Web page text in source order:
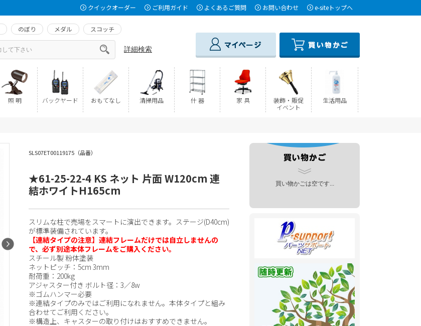
クイックオーダー ご利用ガイド よくあるご質問 お問い合わせ e-siteトップへ
のぼり メダル スコッチ
詳細検索
照 明 バックヤード おもてなし 清掃用品 什 器 家 具
装飾・販促
イベント
生活用品
SLS07ET00119175（品番）
★61-25-22-4 KS ネット 片面 W120cm 連
結ホワイトH165cm
スリムな柱で売場をスマートに演出できます。ステージ(D40cm)
が標準装備されています。
【連結タイプの注意】連結フレームだけでは自立しませんの
で、必ず別途本体フレームをご購入ください。
スチール製 粉体塗装
ネットピッチ：5cm 3mm
耐荷重：200kg
アジャスター付き ボルト径：3／8w
※ゴムハンマー必要
※連結タイプのみではご利用になれません。本体タイプと組み
合わせてご利用ください。
※構造上、キャスターの取り付けはおすすめできません。
買い物かごは空です...